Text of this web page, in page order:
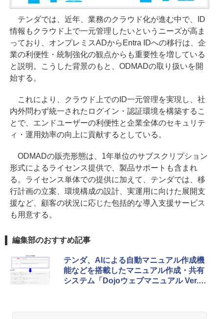
テンダでは、近年、業務のクラウド化が進む中で、ID
情報もクラウド上で一元管理したいというニーズが高ま
っており、オンプレミスADからEntra IDへの移行は、企
業の利便性・統制強化の観点からも重要性を増している
と説明。こうした背景のもと、ODMADの取り扱いを開
始する。
これにより、クラウド上でのID一元管理を実現し、社
内外問わず統一されたログイン・認証環境を構築するこ
とで、エンドユーザーの利便性と企業全体のセキュリテ
ィ・運用効率の向上に貢献するとしている。
ODMADの販売形態は、1年単位のサブスクリプション
形式によるライセンス提供で、製品サポートも含まれ
る。ライセンス単体での提供に加えて、テンダでは、移
行計画の立案、環境構成の設計、実運用に向けた展開支
援など、顧客の状況に応じた包括的な導入支援サービス
も用意する。
編集部のおすすめ記事
テンダ、AIによる自動マニュアル作成機
能などを搭載したマニュアル作成・共有
システム「Dojoウェブマニュアル Ver.2.